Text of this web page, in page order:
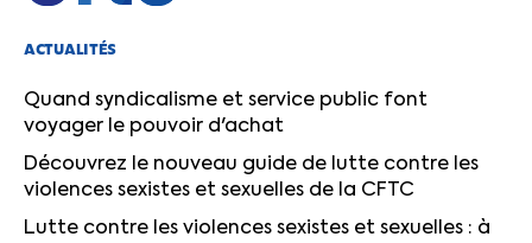
ACTUALITÉS
Quand syndicalisme et service public font
voyager le pouvoir d'achat
Découvrez le nouveau guide de lutte contre les
violences sexistes et sexuelles de la CFTC
Lutte contre les violences sexistes et sexuelles : à